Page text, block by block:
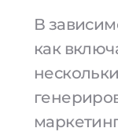
В
как